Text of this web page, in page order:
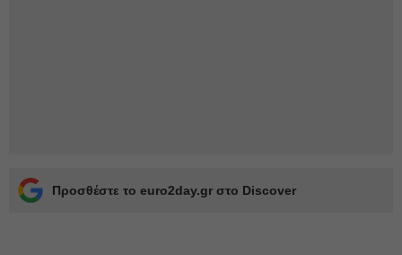
Προσθέστε το euro2day.gr στο Discover